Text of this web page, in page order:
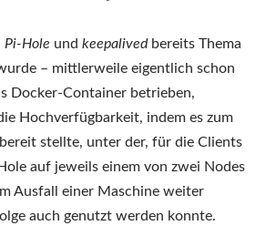
Pi-Hole und keepalivedbereits Thema
– mittlerweile eigentlich schon
Docker-Container betrieben,
Hochverfügbarkeit, indem es zum
stellte, unter der, für die Clients
auf jeweils einem von zwei Nodes
Ausfall einer Maschine weiter
auch genutzt werden konnte.